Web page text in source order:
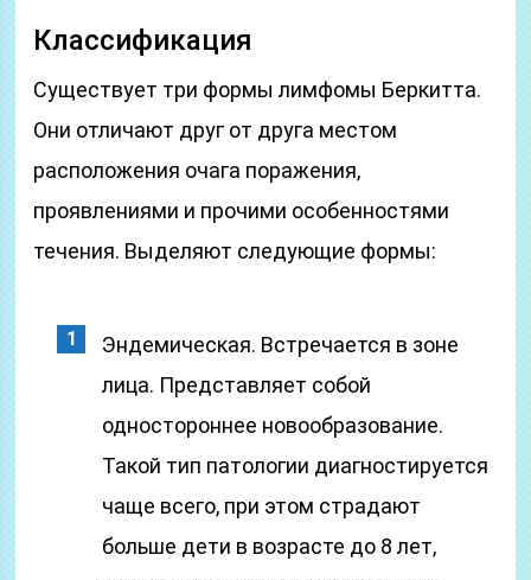
Классификация
Существует три формы лимфомы Беркитта.
Они отличают друг от друга местом
расположения очага поражения,
проявлениями и прочими особенностями
течения. Выделяют следующие формы:
Эндемическая. Встречается в зоне
лица. Представляет собой
одностороннее новообразование.
Такой тип патологии диагностируется
чаще всего, при этом страдают
больше дети в возрасте до 8 лет,